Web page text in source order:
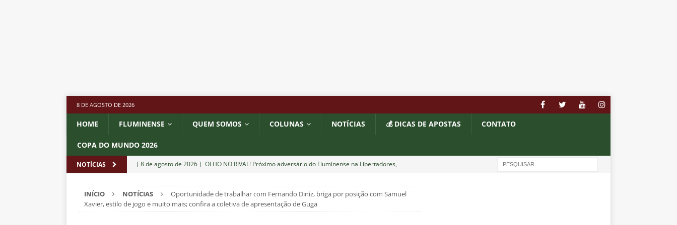
8 DE AGOSTO DE 2026
HOME FLUMINENSE QUEM SOMOS COLUNAS NOTÍCIAS 💰 DICAS DE APOSTAS CONTATO
COPA DO MUNDO 2026
NOTÍCIAS [ 8 de agosto de 2026 ] OLHO NO RIVAL! Próximo adversário do Fluminense na Libertadores,
[ 7 de agosto de 2026 ] REFORÇO? Fluminense apresenta proposta por atacante do Sport
INÍCIO NOTÍCIAS
Oportunidade de trabalhar com Fernando Diniz, briga por posição com Samuel
Xavier, estilo de jogo e muito mais; confira a coletiva de apresentação de Guga